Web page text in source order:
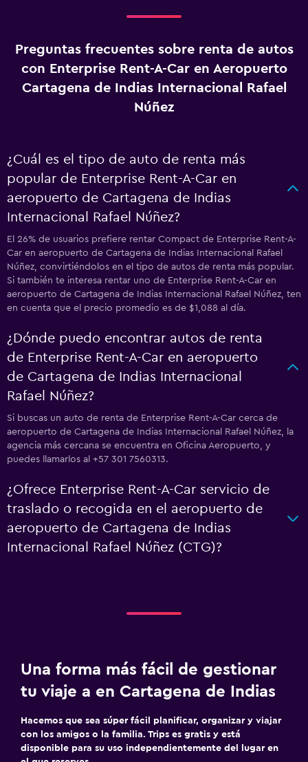
Preguntas frecuentes sobre renta de autos
con Enterprise Rent-A-Car en Aeropuerto
Cartagena de Indias Internacional Rafael
Núñez
¿Cuál es el tipo de auto de renta más
popular de Enterprise Rent-A-Car en
aeropuerto de Cartagena de Indias
Internacional Rafael Núñez?
El 26% de usuarios prefiere rentar Compact de Enterprise Rent-A-
Car en aeropuerto de Cartagena de Indias Internacional Rafael
Núñez, convirtiéndolos en el tipo de autos de renta más popular.
Si también te interesa rentar uno de Enterprise Rent-A-Car en
aeropuerto de Cartagena de Indias Internacional Rafael Núñez, ten
en cuenta que el precio promedio es de $1,088 al día.
¿Dónde puedo encontrar autos de renta
de Enterprise Rent-A-Car en aeropuerto
de Cartagena de Indias Internacional
Rafael Núñez?
Si buscas un auto de renta de Enterprise Rent-A-Car cerca de
aeropuerto de Cartagena de Indias Internacional Rafael Núñez, la
agencia más cercana se encuentra en Oficina Aeropuerto, y
puedes llamarlos al +57 301 7560313.
¿Ofrece Enterprise Rent-A-Car servicio de
traslado o recogida en el aeropuerto de
aeropuerto de Cartagena de Indias
Internacional Rafael Núñez (CTG)?
Una forma más fácil de gestionar
tu viaje a en Cartagena de Indias
Hacemos que sea súper fácil planificar, organizar y viajar
con los amigos o la familia. Trips es gratis y está
disponible para su uso independientemente del lugar en